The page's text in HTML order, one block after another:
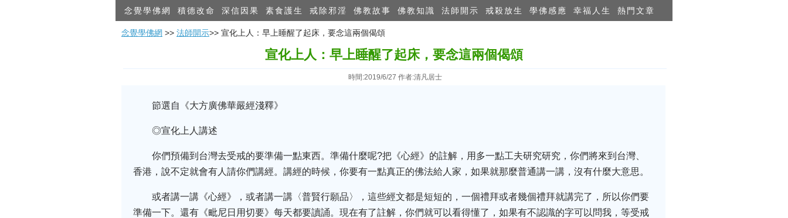
念覺學佛網 積德改命 深信因果 素食護生 戒除邪淫 佛教故事 佛教知識 法師開示 戒殺放生 學佛感應 幸福人生 熱門文章
念覺學佛網 >> 法師開示>> 宣化上人：早上睡醒了起床，要念這兩個偈頌
宣化上人：早上睡醒了起床，要念這兩個偈頌
時間:2019/6/27 作者:清凡居士
節選自《大方廣佛華嚴經淺釋》
◎宣化上人講述
你們預備到台灣去受戒的要準備一點東西。準備什麼呢?把《心經》的註解，用多一點工夫研究研究，你們將來到台灣、
香港，說不定就會有人請你們講經。講經的時候，你要有一點真正的佛法給人家，如果就那麼普通講一講，沒有什麼大意思。
或者講一講《心經》，或者講一講〈普賢行願品〉，這些經文都是短短的，一個禮拜或者幾個禮拜就講完了，所以你們要
準備一下。還有《毗尼日用切要》每天都要讀誦。現在有了註解，你們就可以看得懂了，如果有不認識的字可以問我，等受戒